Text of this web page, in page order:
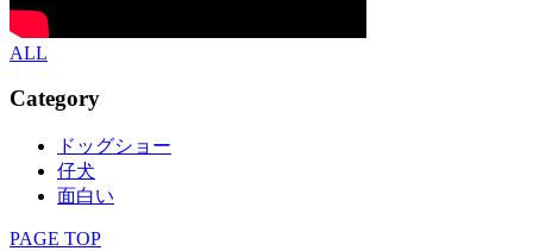
ALL
Category
ドッグショー
仔犬
面白い
PAGE TOP